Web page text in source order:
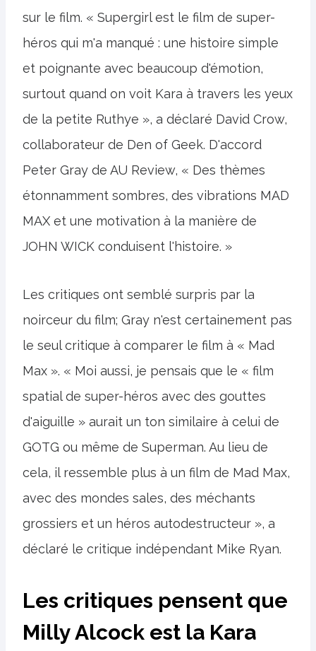
sur le film. « Supergirl est le film de super-
héros qui m'a manqué : une histoire simple
et poignante avec beaucoup d'émotion,
surtout quand on voit Kara à travers les yeux
de la petite Ruthye », a déclaré David Crow,
collaborateur de Den of Geek. D'accord
Peter Gray de AU Review, « Des thèmes
étonnamment sombres, des vibrations MAD
MAX et une motivation à la manière de
JOHN WICK conduisent l'histoire. »
Les critiques ont semblé surpris par la
noirceur du film; Gray n'est certainement pas
le seul critique à comparer le film à « Mad
Max ». « Moi aussi, je pensais que le « film
spatial de super-héros avec des gouttes
d'aiguille » aurait un ton similaire à celui de
GOTG ou même de Superman. Au lieu de
cela, il ressemble plus à un film de Mad Max,
avec des mondes sales, des méchants
grossiers et un héros autodestructeur », a
déclaré le critique indépendant Mike Ryan.
Les critiques pensent que
Milly Alcock est la Kara